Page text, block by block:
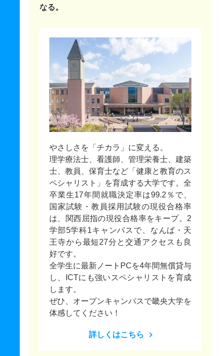
なる。
やさしさを「チカラ」に変える。
理学療法士、看護師、管理栄養士、建築
士、教員、保育士など「健康と教育のス
ペシャリスト」を育成する大学です。全
卒業生17年間就職決定率は99.2％で、
国家試験・教員採用試験の現役合格率
は、関西屈指の現役合格率をキープ。2
学部5学科1キャンパスで、なんば・天
王寺から最短27分と交通アクセスも良
好です。
全学生に最新ノートPCを4年間無償貸与
し、ICTにも強いスペシャリストを育成
します。
ぜひ、オープンキャンパスで畿央大学を
体感してください！
詳しくはこちら